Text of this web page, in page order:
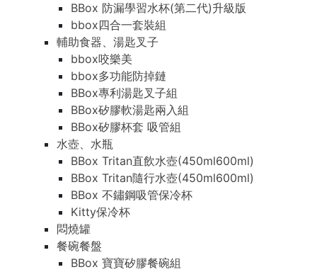
BBox 防漏學習水杯(第二代)升級版
bbox四合一套裝組
輔助食器、湯匙叉子
bbox咬樂美
bbox多功能防掉鏈
BBox專利湯匙叉子組
BBox矽膠軟湯匙兩入組
BBox矽膠杯套 吸管組
水壺、水瓶
BBox Tritan直飲水壺(450ml600ml)
BBox Tritan隨行水壺(450ml600ml)
BBox 不鏽鋼吸管保冷杯
Kitty保冷杯
悶燒罐
餐碗餐盤
BBox 寶寶矽膠餐碗組